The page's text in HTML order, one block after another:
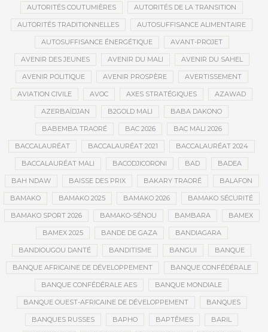
AUTORITÉS COUTUMIÈRES AUTORITÉS DE LA TRANSITION
AUTORITÉS TRADITIONNELLES AUTOSUFFISANCE ALIMENTAIRE
AUTOSUFFISANCE ÉNERGÉTIQUE AVANT-PROJET
AVENIR DES JEUNES AVENIR DU MALI AVENIR DU SAHEL
AVENIR POLITIQUE AVENIR PROSPÈRE AVERTISSEMENT
AVIATION CIVILE AVOC AXES STRATÉGIQUES AZAWAD
AZERBAÏDJAN B2GOLD MALI BABA DAKONO
BABEMBA TRAORÉ BAC 2026 BAC MALI 2026
BACCALAURÉAT BACCALAURÉAT 2021 BACCALAURÉAT 2024
BACCALAURÉAT MALI BACODJICORONI BAD BADEA
BAH NDAW BAISSE DES PRIX BAKARY TRAORÉ BALAFON
BAMAKO BAMAKO 2025 BAMAKO 2026 BAMAKO SÉCURITÉ
BAMAKO SPORT 2026 BAMAKO-SÉNOU BAMBARA BAMEX
BAMEX 2025 BANDE DE GAZA BANDIAGARA
BANDIOUGOU DANTÉ BANDITISME BANGUI BANQUE
BANQUE AFRICAINE DE DÉVELOPPEMENT BANQUE CONFÉDÉRALE
BANQUE CONFÉDÉRALE AES BANQUE MONDIALE
BANQUE OUEST-AFRICAINE DE DÉVELOPPEMENT BANQUES
BANQUES RUSSES BAPHO BAPTÊMES BARIL